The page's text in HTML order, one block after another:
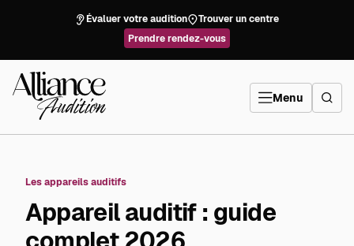
Évaluer votre audition
Trouver un centre
Prendre rendez-vous
Menu
Les appareils auditifs
Appareil auditif : guide